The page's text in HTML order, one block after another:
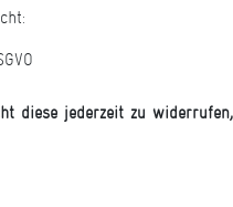
diese jederzeit zu